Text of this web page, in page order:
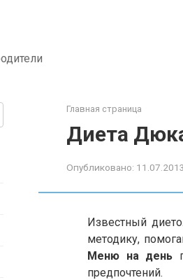
Главная страница
Диета
Опубликовано: 11.07.2013
Известный
методику,
Меню на день
предпочтений.